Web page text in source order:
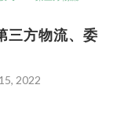
三方物流、委
2022